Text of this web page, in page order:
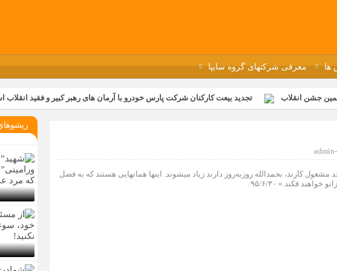
ها معرفی شرکتهای گروه سایپا
جشن انقلاب تجدید بیعت کارکنان شرکت پارس خودرو با آرمان های رهبر کبیر و فقید انقلاب
مراسم عزاداری و ذکرمصیبت سالروز شهادت امام محمدتقی(ع) در شرکت زامیاد
بازدید دانش‌آموزان از خطوط تولید مگاموتور مراسم بزرگداشت سالروز آزادسازی
فاطمیه مگاموتور تیم شهدای مگاموتور در بزرگترین مسابقات گل کوچک جهان شرکت کرد
کارند، بحمدالله روزبه‌روز دارند زیاد میشوند. اینها همانهایی هستند که به فضل
فکند.» ۹۵/۶/۳۰